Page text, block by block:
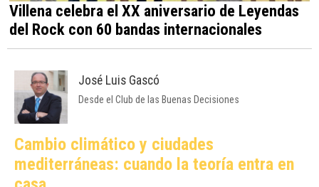
Villena celebra el XX aniversario de Leyendas
del Rock con 60 bandas internacionales
José Luis Gascó
Desde el Club de las Buenas Decisiones
Cambio climático y ciudades
mediterráneas: cuando la teoría entra en